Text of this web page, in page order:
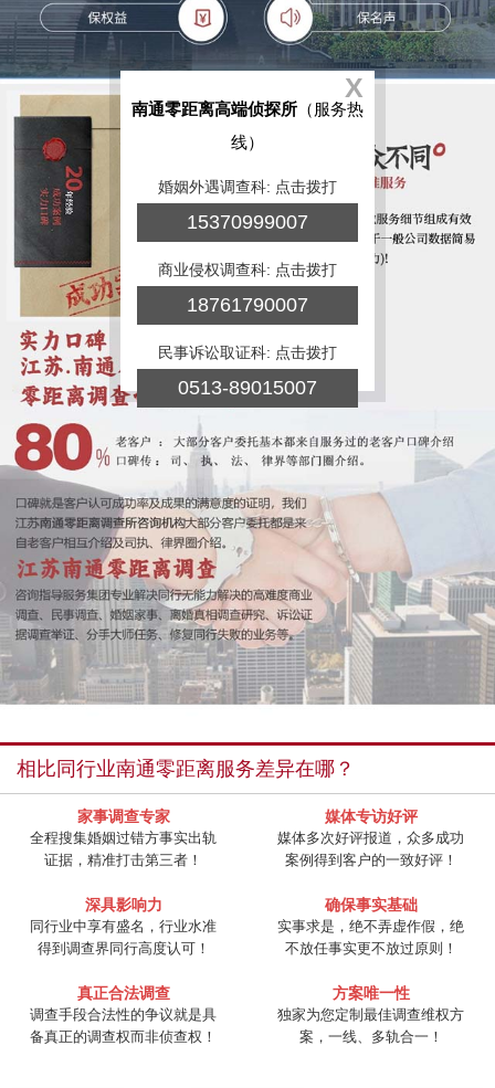
相比同行业南通零距离服务差异在哪？
家事调查专家
全程搜集婚姻过错方事实出轨
证据，精准打击第三者！
媒体专访好评
媒体多次好评报道，众多成功
案例得到客户的一致好评！
深具影响力
同行业中享有盛名，行业水准
得到调查界同行高度认可！
确保事实基础
实事求是，绝不弄虚作假，绝
不放任事实更不放过原则！
真正合法调查
调查手段合法性的争议就是具
备真正的调查权而非侦查权！
方案唯一性
独家为您定制最佳调查维权方
案，一线、多轨合一！
X
南通零距离高端侦探所 （服务热
线）
婚姻外遇调查科: 点击拨打
15370999007
商业侵权调查科: 点击拨打
18761790007
民事诉讼取证科: 点击拨打
0513-89015007